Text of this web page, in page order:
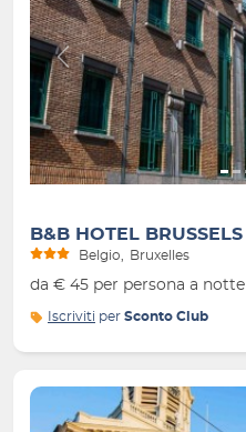
Indietro
B&B HOTEL
Belgio Bruxelles
da € 45 per persona a notte
Iscriviti per Sconto Club